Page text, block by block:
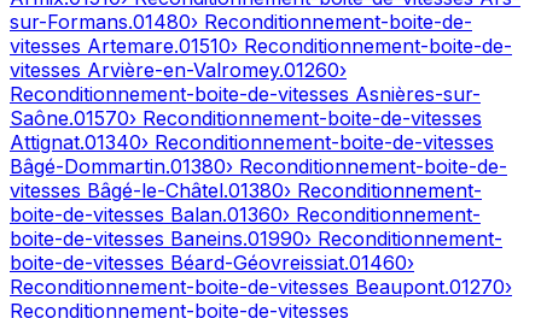
sur-Formans.01480› Reconditionnement-boite-de-
vitesses Artemare.01510› Reconditionnement-boite-de-
vitesses Arvière-en-Valromey.01260›
Reconditionnement-boite-de-vitesses Asnières-sur-
Saône.01570› Reconditionnement-boite-de-vitesses
Attignat.01340› Reconditionnement-boite-de-vitesses
Bâgé-Dommartin.01380› Reconditionnement-boite-de-
vitesses Bâgé-le-Châtel.01380› Reconditionnement-
boite-de-vitesses Balan.01360› Reconditionnement-
boite-de-vitesses Baneins.01990› Reconditionnement-
boite-de-vitesses Béard-Géovreissiat.01460›
Reconditionnement-boite-de-vitesses Beaupont.01270›
Reconditionnement-boite-de-vitesses